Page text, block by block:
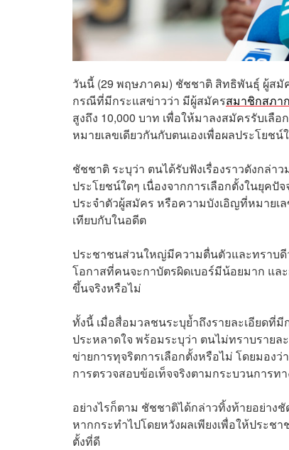
วันนี้ (29 พฤษภาคม) ชัชชาติ สิทธิพันธุ์ ผู้สมั
กรณีที่มีกระแสข่าวว่า มีผู้สมัครสมาชิกสภา
สูงถึง 10,000 บาท เพื่อให้มาลงสมัครรับเลื
หมายเลขเดียวกันกับตนเองเพื่อผลประโยช
ชัชชาติ ระบุว่า ตนได้รับฟังเรื่องราวดังกล่า
ประโยชน์ใดๆ เนื่องจากการเลือกตั้งในยุค
ประจำตัวผู้สมัคร หรือความบังเอิญที่หมายเ
เทียบกับในอดีต
ประชาชนส่วนใหญ่มีความตื่นตัวและทราบดี
โอกาสที่คนจะกาบัตรผิดเบอร์มีน้อยมาก แล
ขึ้นจริงหรือไม่
ทั้งนี้ เมื่อสื่อมวลชนระบุย้ำถึงรายละเอียดที่
ประหลาดใจ พร้อมระบุว่า ตนไม่ทราบรายล
ข่ายการทุจริตการเลือกตั้งหรือไม่ โดยมอง
การตรวจสอบข้อเท็จจริงตามกระบวนการท
อย่างไรก็ตาม ชัชชาติได้กล่าวทิ้งท้ายอย่าง
หากกระทำไปโดยหวังผลเพียงเพื่อให้ประช
ตั้งที่ดี